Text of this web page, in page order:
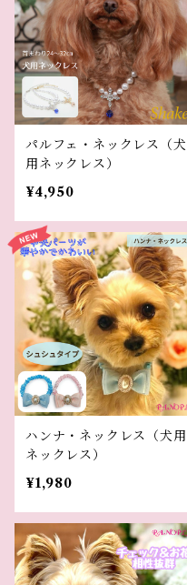
パルフェ・ネックレス（犬
用ネックレス）
¥4,950
ハンナ・ネックレス（犬用
ネックレス）
¥1,980